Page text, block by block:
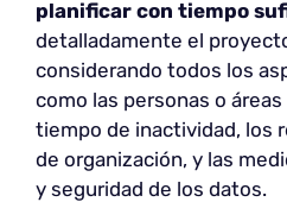
planificar con tiempo
detalladamente el
considerando todos los
como las personas o
tiempo de inactividad, los
de organización, y las
y seguridad de los datos.